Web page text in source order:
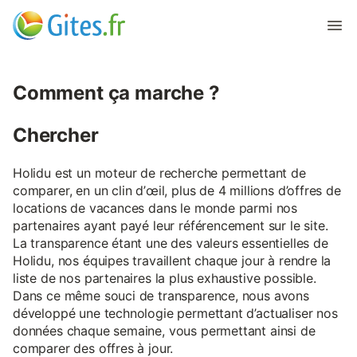
Comment ça marche ?
Chercher
Holidu est un moteur de recherche permettant de
comparer, en un clin d’œil, plus de 4 millions d’offres de
locations de vacances dans le monde parmi nos
partenaires ayant payé leur référencement sur le site.
La transparence étant une des valeurs essentielles de
Holidu, nos équipes travaillent chaque jour à rendre la
liste de nos partenaires la plus exhaustive possible.
Dans ce même souci de transparence, nous avons
développé une technologie permettant d’actualiser nos
données chaque semaine, vous permettant ainsi de
comparer des offres à jour.